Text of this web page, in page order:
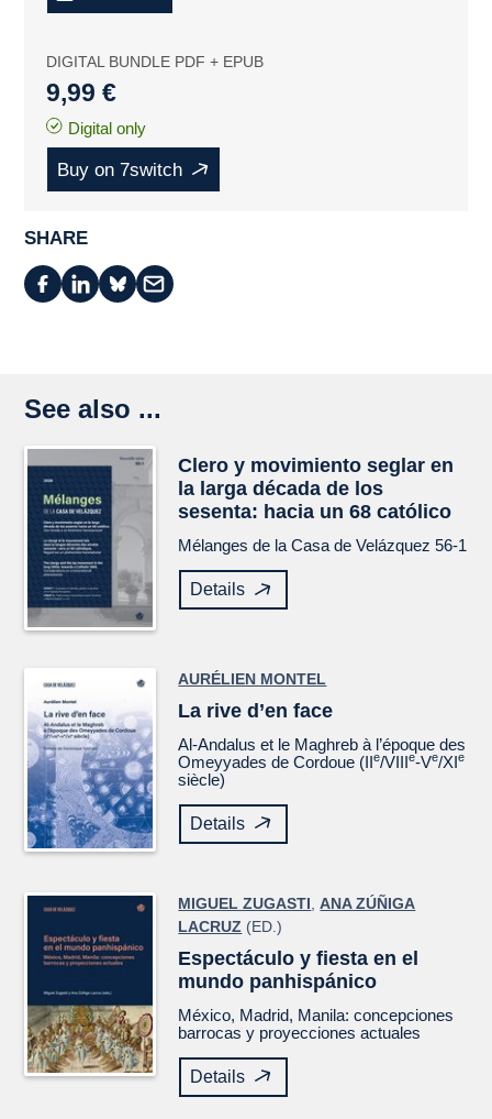
DIGITAL BUNDLE PDF + EPUB
9,99 €
Digital only
Buy on 7switch
SHARE
See also ...
Clero y movimiento seglar en
la larga década de los
sesenta: hacia un 68 católico
Mélanges de la Casa de Velázquez 56-1
Details
AURÉLIEN MONTEL
La rive d’en face
Al-Andalus et le Maghreb à l’époque des
Omeyyades de Cordoue (IIe/VIIIe-Ve/XIe
siècle)
Details
MIGUEL ZUGASTI ,ANA ZÚÑIGA
LACRUZ (ED.)
Espectáculo y fiesta en el
mundo panhispánico
México, Madrid, Manila: concepciones
barrocas y proyecciones actuales
Details